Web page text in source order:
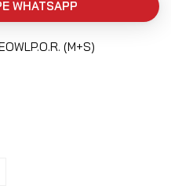
WHATSAPP
(M+S)